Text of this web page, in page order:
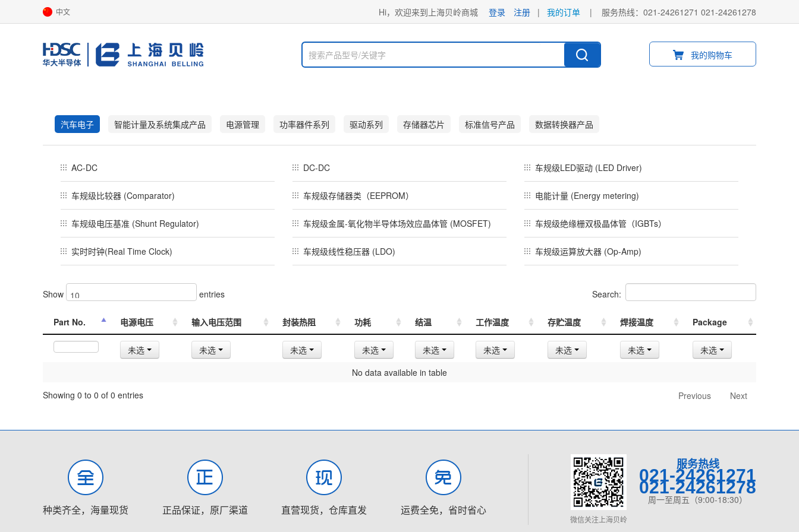
中文 Hi，欢迎来到上海贝岭商城 登录 注册 | 我的订单 | 服务热线：021-24261271 021-24261278
我的购物车
汽车电子 智能计量及系统集成产品 电源管理 功率器件系列 驱动系列 存储器芯片 标准信号产品 数据转换器产品
AC-DC DC-DC 车规级LED驱动 (LED Driver)
车规级比较器 (Comparator) 车规级存储器类（EEPROM） 电能计量 (Energy metering)
车规级电压基准 (Shunt Regulator) 车规级金属-氧化物半导体场效应晶体管 (MOSFET) 车规级绝缘栅双极晶体管（IGBTs）
实时时钟(Real Time Clock) 车规级线性稳压器 (LDO) 车规级运算放大器 (Op-Amp)
Show entries Search:
Part No. 电源电压 输入电压范围 封装热阻 功耗 结温 工作温度 存贮温度 焊接温度 Package
未选 未选 未选 未选 未选 未选 未选 未选
未选
No data available in table
Showing 0 to 0 of 0 entries
Previous Next
种类齐全，海量现货 正品保证，原厂渠道 直营现货，仓库直发 运费全免，省时省心
微信关注上海贝岭
服务热线
021-24261271
021-24261278
周一至周五（9:00-18:30）